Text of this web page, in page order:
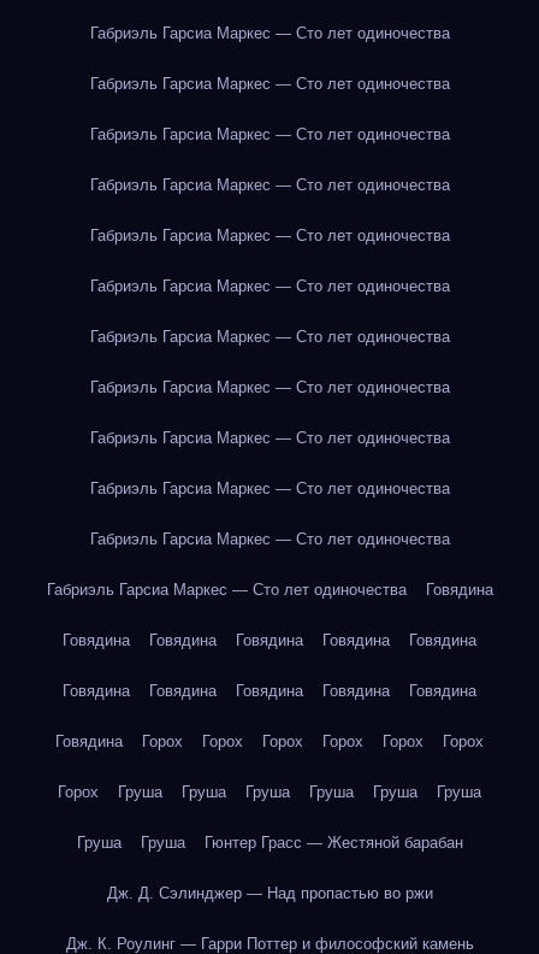
Габриэль Гарсиа Маркес — Сто лет одиночества
Габриэль Гарсиа Маркес — Сто лет одиночества
Габриэль Гарсиа Маркес — Сто лет одиночества
Габриэль Гарсиа Маркес — Сто лет одиночества
Габриэль Гарсиа Маркес — Сто лет одиночества
Габриэль Гарсиа Маркес — Сто лет одиночества
Габриэль Гарсиа Маркес — Сто лет одиночества
Габриэль Гарсиа Маркес — Сто лет одиночества
Габриэль Гарсиа Маркес — Сто лет одиночества
Габриэль Гарсиа Маркес — Сто лет одиночества
Габриэль Гарсиа Маркес — Сто лет одиночества
Габриэль Гарсиа Маркес — Сто лет одиночества Говядина
Говядина Говядина Говядина Говядина Говядина
Говядина Говядина Говядина Говядина Говядина
Говядина Горох Горох Горох Горох Горох Горох
Горох Груша Груша Груша Груша Груша Груша
Груша Груша Гюнтер Грасс — Жестяной барабан
Дж. Д. Сэлинджер — Над пропастью во ржи
Дж. К. Роулинг — Гарри Поттер и философский камень